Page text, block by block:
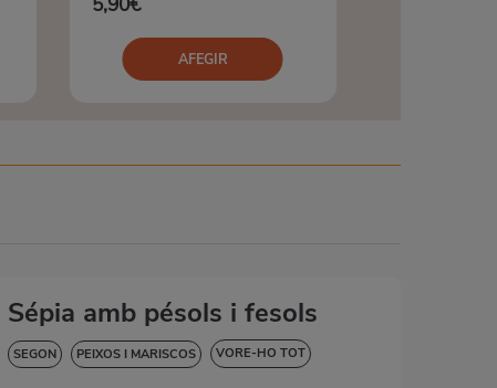
AFEGIR
Sépia amb pésols i fesols
SEGON PEIXOS I MARISCOS VORE-HO TOT